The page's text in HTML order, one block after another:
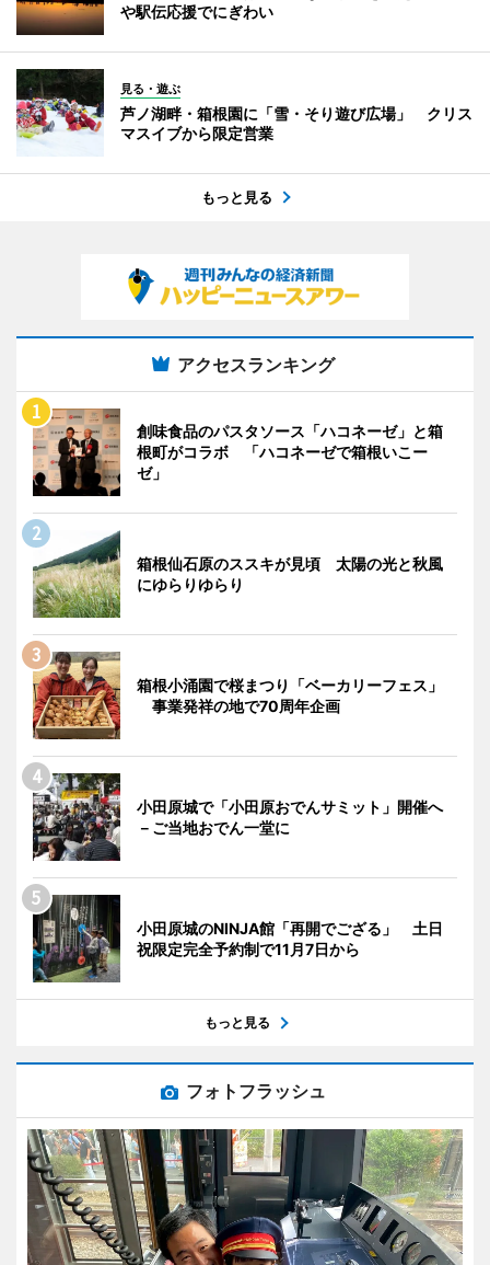
や駅伝応援でにぎわい
見る・遊ぶ
芦ノ湖畔・箱根園に「雪・そり遊び広場」 クリス
マスイブから限定営業
もっと見る
アクセスランキング
創味食品のパスタソース「ハコネーゼ」と箱
根町がコラボ 「ハコネーゼで箱根いこー
ゼ」
箱根仙石原のススキが見頃 太陽の光と秋風
にゆらりゆらり
箱根小涌園で桜まつり「ベーカリーフェス」
事業発祥の地で70周年企画
小田原城で「小田原おでんサミット」開催へ
－ご当地おでん一堂に
小田原城のNINJA館「再開でござる」 土日
祝限定完全予約制で11月7日から
もっと見る
フォトフラッシュ